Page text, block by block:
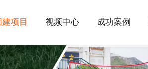
建项目 视频中心 成功案例